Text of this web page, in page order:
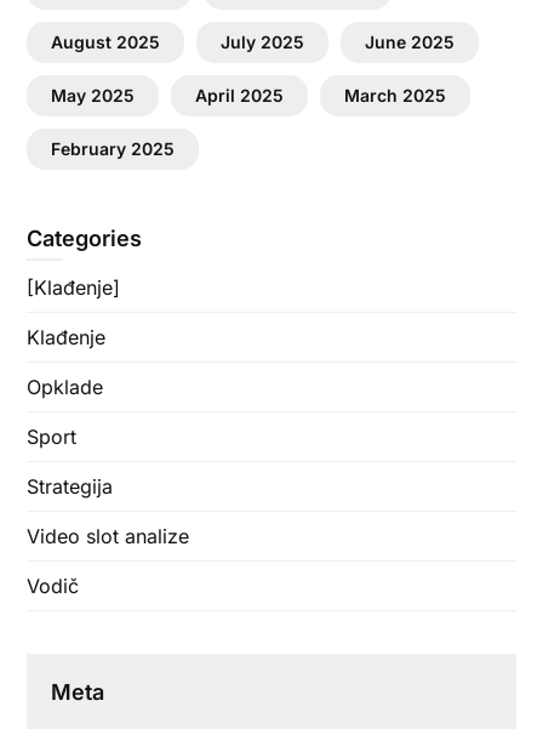
August 2025 July 2025 June 2025
May 2025 April 2025 March 2025
February 2025
Categories
[Klađenje]
Klađenje
Opklade
Sport
Strategija
Video slot analize
Vodič
Meta